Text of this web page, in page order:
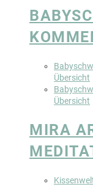
Übersicht
Übersicht
MIRA